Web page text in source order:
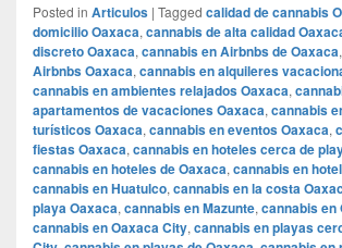
Posted in Articulos | Tagged calidad de cannabis
domicilio Oaxaca, cannabis de alta calidad
discreto Oaxaca, cannabis en Airbnbs de Oaxaca,
Airbnbs Oaxaca, cannabis en alquileres
cannabis en ambientes relajados Oaxaca,
apartamentos de vacaciones Oaxaca, cannabis
turísticos Oaxaca, cannabis en eventos Oaxaca,
fiestas Oaxaca, cannabis en hoteles cerca de
cannabis en hoteles de Oaxaca, cannabis en
cannabis en Huatulco, cannabis en la costa
playa Oaxaca, cannabis en Mazunte, cannabis en
cannabis en Oaxaca City, cannabis en playas